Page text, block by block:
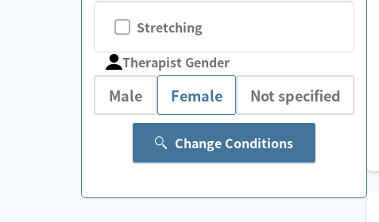
Stretching
Therapist Gender
Male Female Not specified
Change Conditions